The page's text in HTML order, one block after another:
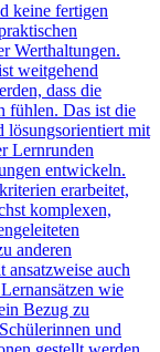
keine fertigen
Werthaltungen.
weitgehend
dass die
fühlen. Das ist die
lösungsorientiert mit
Lernrunden
entwickeln.
erarbeitet,
komplexen,
anderen
auch
wie
Bezug zu
und